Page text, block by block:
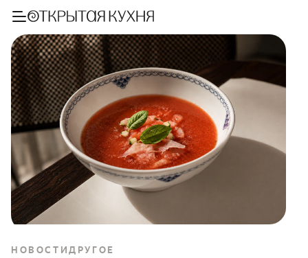
НОВОСТИДРУГОЕ